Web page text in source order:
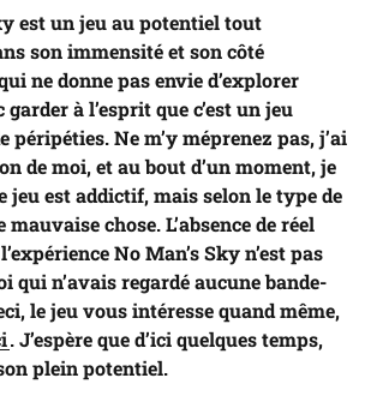
est un jeu au potentiel tout
son immensité et son côté
ne donne pas envie d’explorer
à l’esprit que c’est un jeu
Ne m’y méprenez pas, j’ai
de moi, et au bout d’un moment, je
jeu est addictif, mais selon le type de
chose. L’absence de réel
No Man’s Sky n’est pas
qui n’avais regardé aucune bande-
le jeu vous intéresse quand même,
. J’espère que d’ici quelques temps,
plein potentiel.